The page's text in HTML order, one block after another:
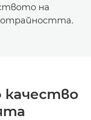
на
качество